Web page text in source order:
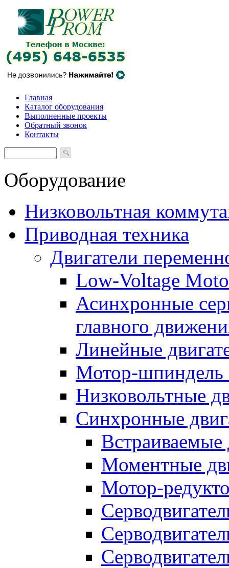
Главная
Каталог оборудования
Выполненные проекты
Обратный звонок
Контакты
Оборудование
Низковольтная
Приводная техника
Двигатели
Low-Voltage
Асинхронные
главного
Линейные
Мотор-шпиндель
Низковольтные
Синхронные
Встраиваемые
Моментные
Мотор-